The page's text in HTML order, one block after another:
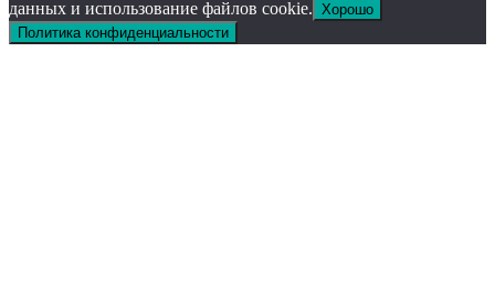
данных и использование файлов cookie. Хорошо
Политика конфиденциальности